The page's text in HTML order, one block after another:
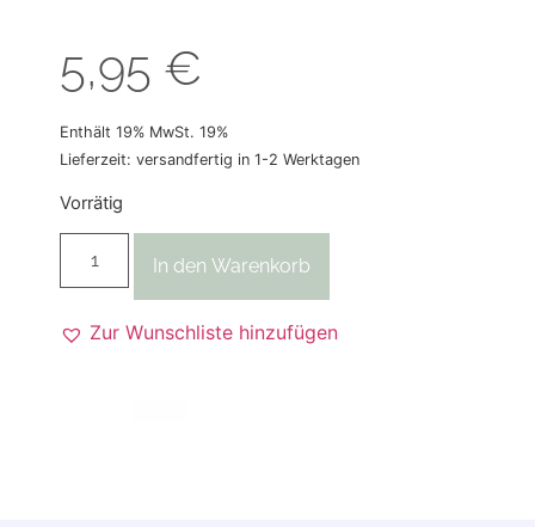
5,95 €
Enthält 19% MwSt. 19%
Lieferzeit: versandfertig in 1-2 Werktagen
Vorrätig
In den Warenkorb
Zur Wunschliste hinzufügen